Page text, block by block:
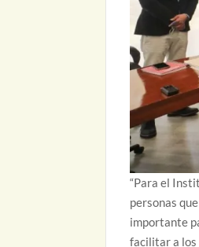
“Para el
personas
importante
facilitar a los